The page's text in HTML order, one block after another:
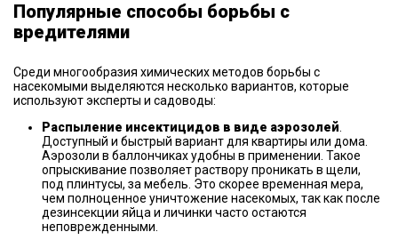
Популярные способы борьбы с
вредителями
Среди многообразия химических методов борьбы с
насекомыми выделяются несколько вариантов, которые
используют эксперты и садоводы:
Распыление инсектицидов в виде аэрозолей
Доступный и быстрый вариант для квартиры или дома.
Аэрозоли в баллончиках удобны в применении. Такое
опрыскивание позволяет раствору проникать в щели,
под плинтусы, за мебель. Это скорее временная мера,
чем полноценное уничтожение насекомых, так как после
дезинсекции яйца и личинки часто остаются
неповрежденными.